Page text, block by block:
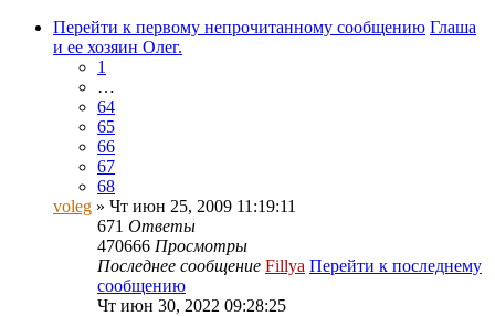
Перейти к первому непрочитанному сообщению Глаша
и ее хозяин Олег.
1
…
64
65
66
67
68
voleg » Чт июн 25, 2009 11:19:11
671 Ответы
470666 Просмотры
Последнее сообщение Fillya Перейти к последнему
сообщению
Чт июн 30, 2022 09:28:25